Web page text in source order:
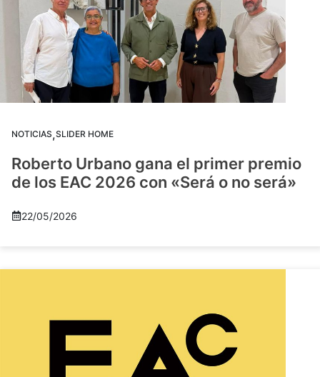
NOTICIAS,SLIDER HOME
Roberto Urbano gana el primer premio
de los EAC 2026 con «Será o no será»
22/05/2026